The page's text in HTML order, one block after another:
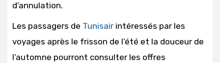
d’annulation.
Les passagers de Tunisair intéressés par les
voyages après le frisson de l’été et la douceur de
l’automne pourront consulter les offres